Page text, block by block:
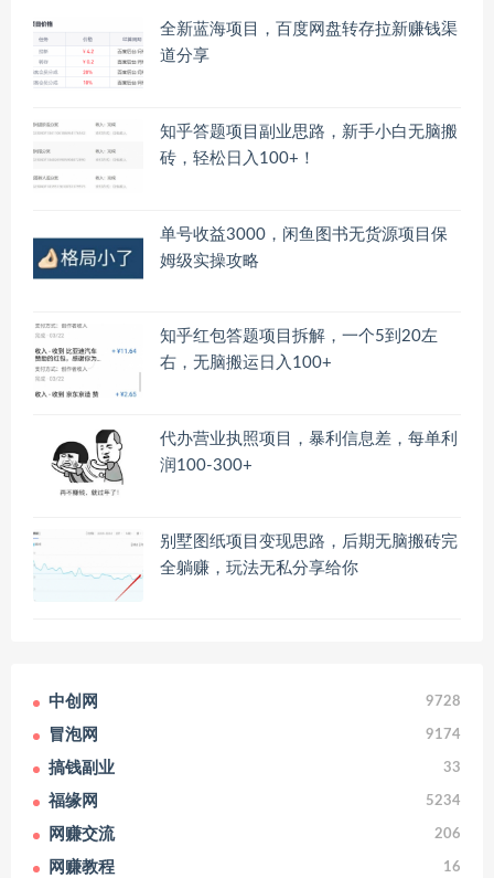
全新蓝海项目，百度网盘转存拉新赚钱渠
道分享
知乎答题项目副业思路，新手小白无脑搬
砖，轻松日入100+！
单号收益3000，闲鱼图书无货源项目保
姆级实操攻略
知乎红包答题项目拆解，一个5到20左
右，无脑搬运日入100+
代办营业执照项目，暴利信息差，每单利
润100-300+
别墅图纸项目变现思路，后期无脑搬砖完
全躺赚，玩法无私分享给你
中创网 9728
冒泡网 9174
搞钱副业 33
福缘网 5234
网赚交流 206
网赚教程 16